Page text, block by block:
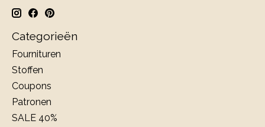
Categorieën
Fournituren
Stoffen
Coupons
Patronen
SALE 40%